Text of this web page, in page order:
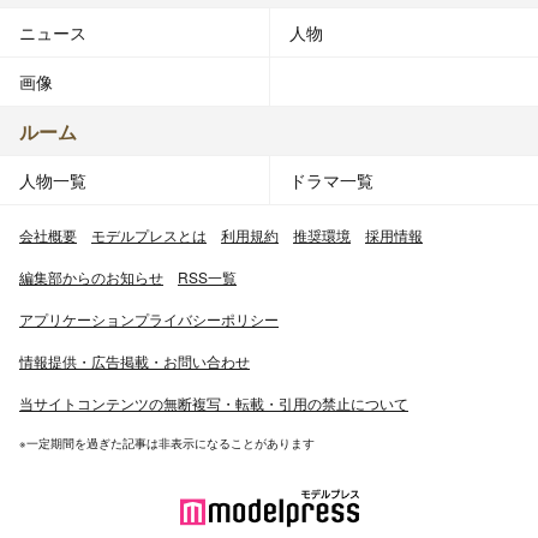
ニュース 人物
画像
ルーム
人物一覧 ドラマ一覧
会社概要 モデルプレスとは 利用規約 推奨環境 採用情報
編集部からのお知らせ RSS一覧
アプリケーションプライバシーポリシー
情報提供・広告掲載・お問い合わせ
当サイトコンテンツの無断複写・転載・引用の禁止について
※一定期間を過ぎた記事は非表示になることがあります